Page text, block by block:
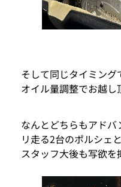
そして同じタイミング
オイル量調整でお越し
なんとどちらもアド
リ走る2台のポルシェ
スタッフ大後も写欲を